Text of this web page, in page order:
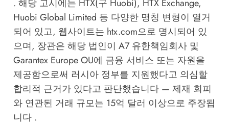
. 해당 고시에는 HTX(구 Huobi), HTX Exchange,
Huobi Global Limited 등 다양한 명칭 변형이 열거
되어 있고, 웹사이트는 htx.com으로 명시되어 있
으며, 장관은 해당 법인이 A7 유한책임회사 및
Garantex Europe OU에 금융 서비스 또는 자원을
제공함으로써 러시아 정부를 지원했다고 의심할
합리적 근거가 있다고 판단했습니다 — 제재 회피
와 연관된 거래 규모는 15억 달러 이상으로 주장됩
니다 .